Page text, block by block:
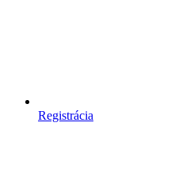
Registrácia